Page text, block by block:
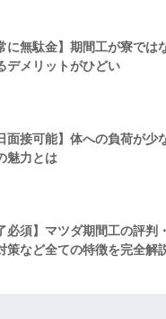
に無駄金】期間工が寮では
デメリットがひどい
面接可能】体への負荷が少
魅力とは
必須】マツダ期間工の評判
策など全ての特徴を完全解